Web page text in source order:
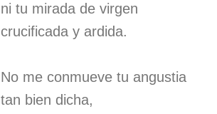
ni tu mirada de virgen
crucificada y ardida.
No me conmueve tu angustia
tan bien dicha,